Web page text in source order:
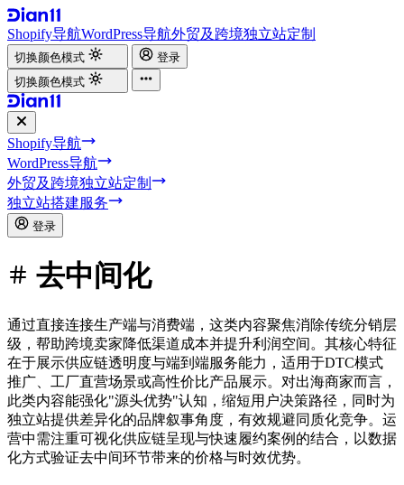
Shopify导航WordPress导航外贸及跨境独立站定制
切换颜色模式
登录
切换颜色模式
Shopify导航
WordPress导航
外贸及跨境独立站定制
独立站搭建服务
登录
去中间化
通过直接连接生产端与消费端，这类内容聚焦消除传统分销层
级，帮助跨境卖家降低渠道成本并提升利润空间。其核心特征
在于展示供应链透明度与端到端服务能力，适用于DTC模式
推广、工厂直营场景或高性价比产品展示。对出海商家而言，
此类内容能强化"源头优势"认知，缩短用户决策路径，同时为
独立站提供差异化的品牌叙事角度，有效规避同质化竞争。运
营中需注重可视化供应链呈现与快速履约案例的结合，以数据
化方式验证去中间环节带来的价格与时效优势。